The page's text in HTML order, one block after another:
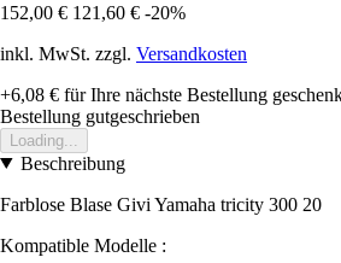
152,00 € 121,60 € -20%
inkl. MwSt. zzgl. Versandkosten
+6,08 € für Ihre nächste Bestellung
Bestellung gutgeschrieben
Loading...
Beschreibung
Farblose Blase Givi Yamaha tricity 300 20
Kompatible Modelle :